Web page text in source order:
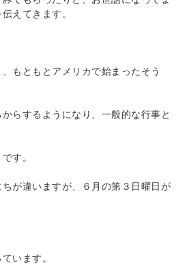
えてきます。
もともとアメリカで始まったそう
らするようになり、一般的な行事と
す。
が違いますが、６月の第３日曜日が
います。